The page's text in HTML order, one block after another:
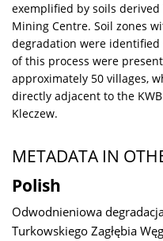
exemplified by soils
Mining Centre. Soil zones
degradation were
of this process were
approximately 50 villages,
directly adjacent to the
Kleczew.
METADATA IN
Polish
Odwodnieniowa
Turkowskiego Zagłębia